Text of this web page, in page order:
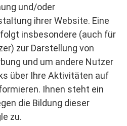
und/oder
ihrer Website. Eine
insbesondere (auch für
zur Darstellung von
und um andere Nutzer
über Ihre Aktivitäten auf
Ihnen steht ein
die Bildung dieser
zu.